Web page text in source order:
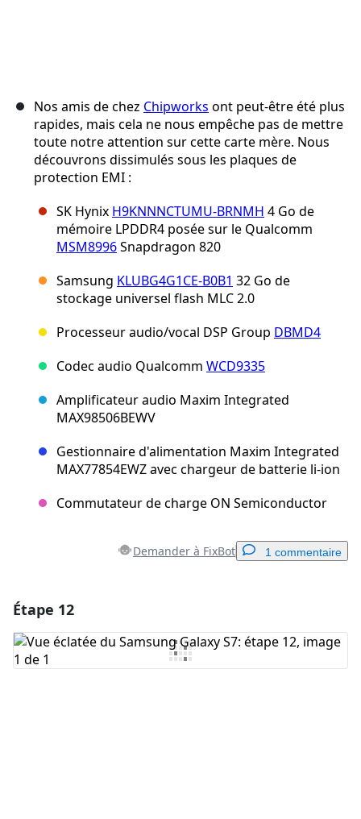
Nos amis de chez Chipworks ont peut-être été plus
rapides, mais cela ne nous empêche pas de mettre
toute notre attention sur cette carte mère. Nous
découvrons dissimulés sous les plaques de
protection EMI :
SK Hynix H9KNNNCTUMU-BRNMH 4 Go de
mémoire LPDDR4 posée sur le Qualcomm
MSM8996Snapdragon 820
Samsung KLUBG4G1CE-B0B1 32 Go de
stockage universel flash MLC 2.0
Processeur audio/vocal DSP Group DBMD4
Codec audio Qualcomm WCD9335
Amplificateur audio Maxim Integrated
MAX98506BEWV
Gestionnaire d'alimentation Maxim Integrated
MAX77854EWZ avec chargeur de batterie li-ion
Commutateur de charge ON Semiconductor
Demander à FixBot 1 commentaire
Ajouter un commentaire
Étape 12